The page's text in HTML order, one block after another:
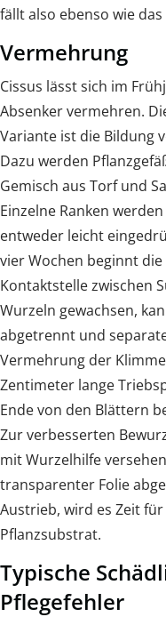
fällt also ebenso wie
Vermehrung
Cissus lässt sich im
Absenker vermehren.
Variante ist die Bildung
Dazu werden
Gemisch aus Torf und
Einzelne Ranken
entweder leicht
vier Wochen beginnt
Kontaktstelle zwischen
Wurzeln gewachsen,
abgetrennt und
Vermehrung der
Zentimeter lange
Ende von den Blättern
Zur verbesserten
mit Wurzelhilfe
transparenter Folie
Austrieb, wird es Zeit
Pflanzsubstrat.
Typische
Pflegefehler